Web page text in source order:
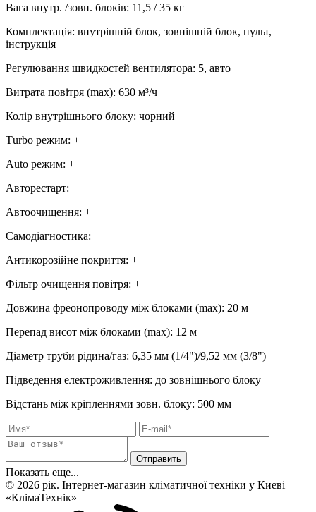
Вага внутр. /зовн. блоків: 11,5 / 35 кг
Комплектація: внутрішній блок, зовнішній блок, пульт,
інструкція
Регулювання швидкостей вентилятора: 5, авто
Витрата повітря (max): 630 м³/ч
Колір внутрішнього блоку: чорний
Тurbo режим: +
Аuto режим: +
Авторестарт: +
Автоочищення: +
Самодіагностика: +
Антикорозійне покриття: +
Фільтр очищення повітря: +
Довжина фреонопроводу між блоками (max): 20 м
Перепад висот між блоками (max): 12 м
Діаметр труби рідина/газ: 6,35 мм (1/4")/9,52 мм (3/8")
Підведення електроживлення: до зовнішнього блоку
Відстань між кріпленнями зовн. блоку: 500 мм
Показать еще...
© 2026 рік. Інтернет-магазин кліматичної техніки у Киеві
«КлімаТехнік»